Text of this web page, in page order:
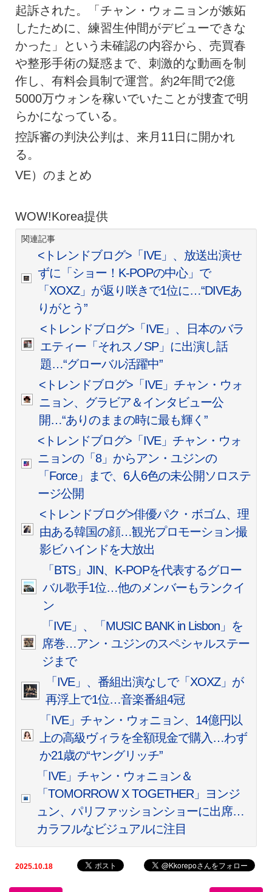
起訴された。「チャン・ウォニョンが嫉妬
したために、練習生仲間がデビューできな
かった」という未確認の内容から、売買春
や整形手術の疑惑まで、刺激的な動画を制
作し、有料会員制で運営。約2年間で2億
5000万ウォンを稼いでいたことが捜査で明
らかになっている。
控訴審の判決公判は、来月11日に開かれ
る。
VE）のまとめ
WOW!Korea提供
関連記事
<トレンドブログ>「IVE」、放送出演せ
ずに「ショー！K-POPの中心」で
「XOXZ」が返り咲きで1位に…“DIVEあ
りがとう”
<トレンドブログ>「IVE」、日本のバラ
エティー「それスノSP」に出演し話
題…“グローバル活躍中”
<トレンドブログ>「IVE」チャン・ウォ
ニョン、グラビア＆インタビュー公
開…“ありのままの時に最も輝く”
<トレンドブログ>「IVE」チャン・ウォ
ニョンの「8」からアン・ユジンの
「Force」まで、6人6色の未公開ソロステ
ージ公開
<トレンドブログ>俳優パク・ボゴム、理
由ある韓国の顔…観光プロモーション撮
影ビハインドを大放出
「BTS」JIN、K-POPを代表するグロー
バル歌手1位…他のメンバーもランクイ
ン
「IVE」、「MUSIC BANK in Lisbon」を
席巻…アン・ユジンのスペシャルステー
ジまで
「IVE」、番組出演なしで「XOXZ」が
再浮上で1位…音楽番組4冠
「IVE」チャン・ウォニョン、14億円以
上の高級ヴィラを全額現金で購入…わず
か21歳の“ヤングリッチ”
「IVE」チャン・ウォニョン＆
「TOMORROW X TOGETHER」ヨンジ
ュン、パリファッションショーに出席…
カラフルなビジュアルに注目
2025.10.18